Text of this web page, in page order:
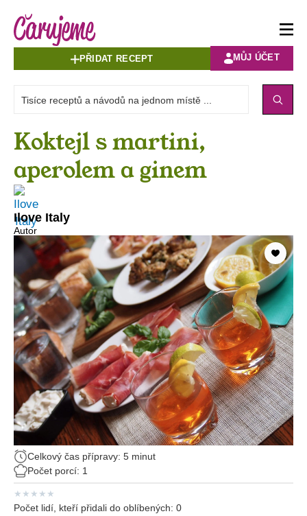
PŘIDAT RECEPT MŮJ ÚČET
Koktejl s martini,
aperolem a ginem
Ilove Italy
Autor
Celkový čas přípravy: 5 minut
Počet porcí: 1
★ ★ ★ ★ ★
Počet lidí, kteří přidali do oblíbených: 0